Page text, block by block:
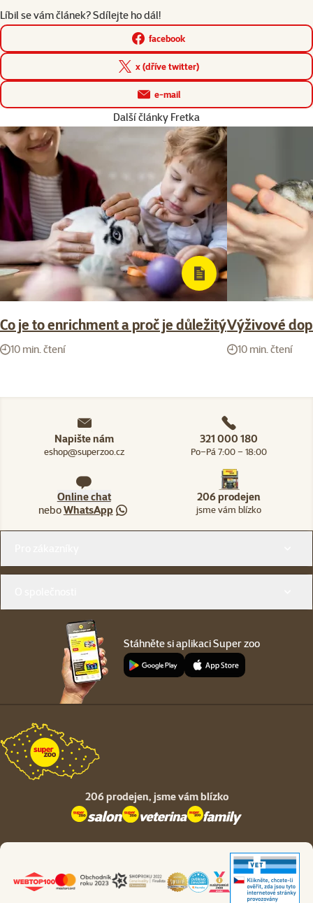
Líbil se vám článek? Sdílejte ho dál!
facebook
x (dříve twitter)
e-mail
Další články Fretka
Co je to enrichment a proč je důležitý
10 min. čtení
Výživové
10 min. čtení
Napište nám
eshop@superzoo.cz
321 000 180
Po–Pá 7:00 – 18:00
Online chat
neboWhatsApp
206 prodejen
jsme vám blízko
Stáhněte si aplikaci Super zoo
206 prodejen, jsme vám blízko